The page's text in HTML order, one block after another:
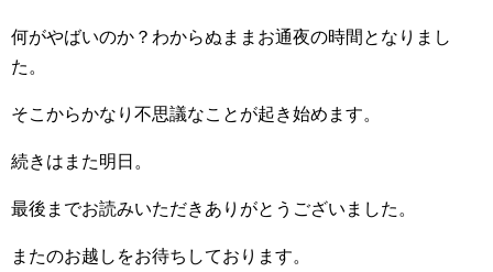
何がやばいのか？わからぬままお通夜の時間となりまし
た。
そこからかなり不思議なことが起き始めます。
続きはまた明日。
最後までお読みいただきありがとうございました。
またのお越しをお待ちしております。